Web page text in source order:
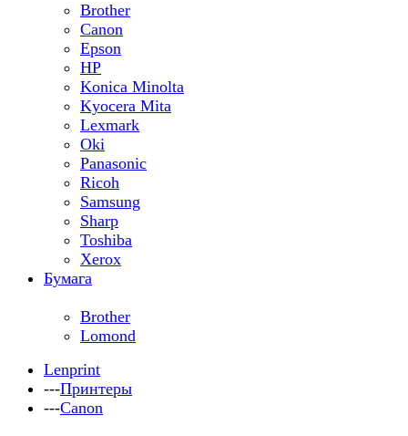
Brother
Canon
Epson
HP
Konica Minolta
Kyocera Mita
Lexmark
Oki
Panasonic
Ricoh
Samsung
Sharp
Toshiba
Xerox
Бумага
Brother
Lomond
Lenprint
---Принтеры
---Canon